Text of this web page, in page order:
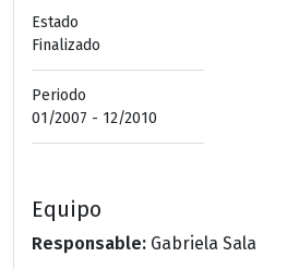
Estado
Finalizado
Periodo
01/2007 - 12/2010
Equipo
Responsable: Gabriela Sala